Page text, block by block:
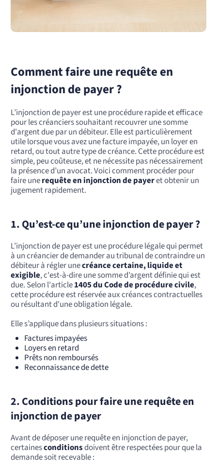
Comment faire une requête en
injonction de payer ?
L’injonction de payer est une procédure rapide et efficace
pour les créanciers souhaitant recouvrer une somme
d'argent due par un débiteur. Elle est particulièrement
utile lorsque vous avez une facture impayée, un loyer en
retard, ou tout autre type de créance. Cette procédure est
simple, peu coûteuse, et ne nécessite pas nécessairement
la présence d’un avocat. Voici comment procéder pour
faire unerequête en injonction de payeret obtenir un
jugement rapidement.
1. Qu’est-ce qu’une injonction de payer ?
L’injonction de payer est une procédure légale qui permet
à un créancier de demander au tribunal de contraindre un
débiteur à régler unecréance certaine, liquide et
exigible, c'est-à-dire une somme d’argent définie qui est
due. Selon l'article1405 du Code de procédure civile,
cette procédure est réservée aux créances contractuelles
ou résultant d'une obligation légale.
Elle s’applique dans plusieurs situations :
Factures impayées
Loyers en retard
Prêts non remboursés
Reconnaissance de dette
2. Conditions pour faire une requête en
injonction de payer
Avant de déposer une requête en injonction de payer,
certainesconditionsdoivent être respectées pour que la
demande soit recevable :